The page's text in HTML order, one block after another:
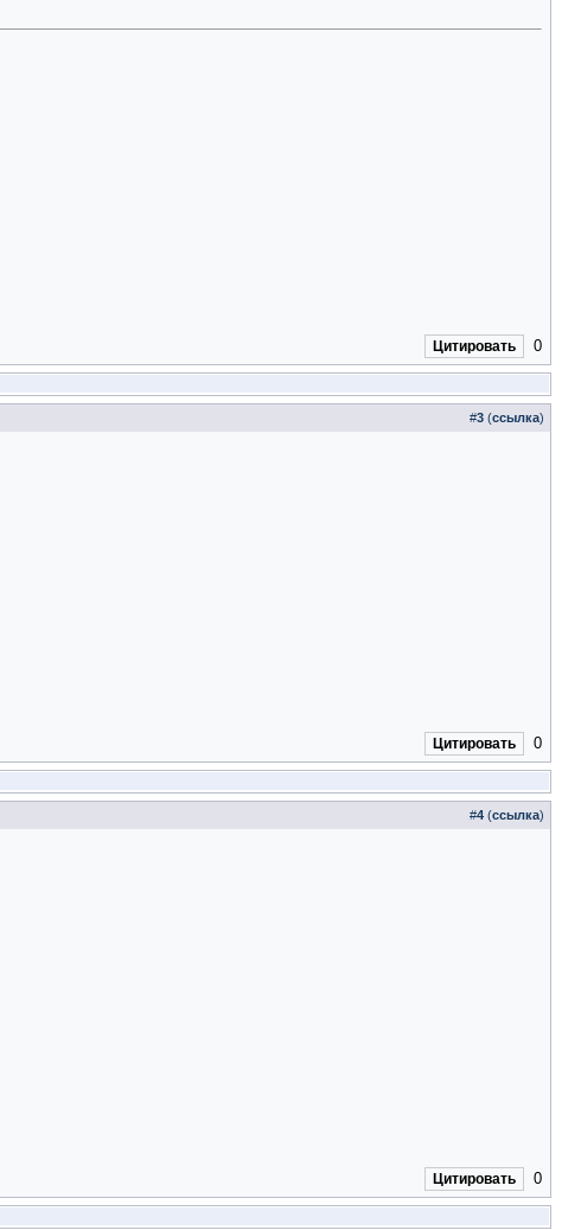
Цитировать 0
#3 (ссылка)
Цитировать 0
#4 (ссылка)
Цитировать 0